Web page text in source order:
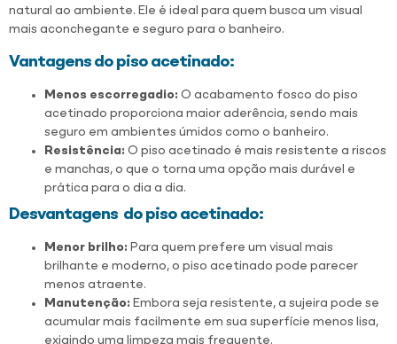
natural ao ambiente. Ele é ideal para quem busca um visual
mais aconchegante e seguro para o banheiro.
Vantagens do piso acetinado:
Menos escorregadio: O acabamento fosco do piso
acetinado proporciona maior aderência, sendo mais
seguro em ambientes úmidos como o banheiro.
Resistência: O piso acetinado é mais resistente a riscos
e manchas, o que o torna uma opção mais durável e
prática para o dia a dia.
Desvantagens do piso acetinado:
Menor brilho: Para quem prefere um visual mais
brilhante e moderno, o piso acetinado pode parecer
menos atraente.
Manutenção: Embora seja resistente, a sujeira pode se
acumular mais facilmente em sua superfície menos lisa,
exigindo uma limpeza mais frequente.